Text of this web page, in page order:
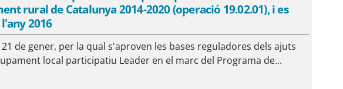
rural de Catalunya 2014-2020 (operació 19.02.01), i es
2016
21 de gener, per la qual s'aproven les bases reguladores dels ajuts
local participatiu Leader en el marc del Programa de...